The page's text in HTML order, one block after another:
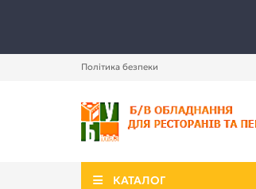
Політика безпеки
КАТАЛОГ